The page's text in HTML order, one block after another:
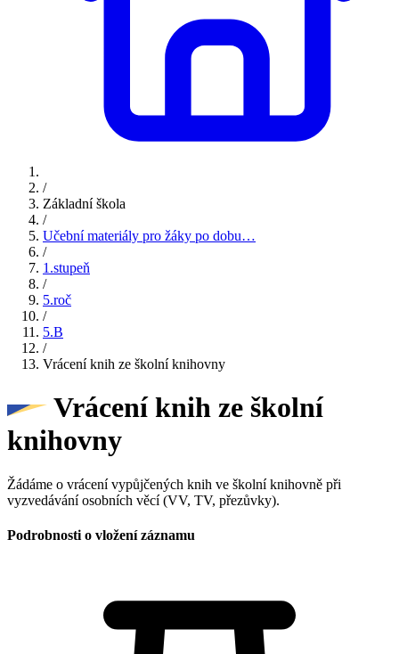
/
Základní škola
/
Učební materiály pro žáky po dobu…
/
1.stupeň
/
5.roč
/
5.B
/
Vrácení knih ze školní knihovny
Vrácení knih ze školní
knihovny
Žádáme o vrácení vypůjčených knih ve školní knihovně při
vyzvedávání osobních věcí (VV, TV, přezůvky).
Podrobnosti o vložení záznamu